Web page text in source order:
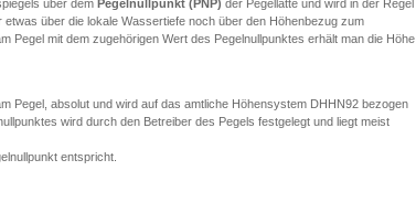
über dem Pegelnullpunkt (PNP) der Pegellatte und wird in der Regel
über die lokale Wassertiefe noch über den Höhenbezug zum
Pegel mit dem zugehörigen Wert des Pegelnullpunktes erhält man die Höhe
Pegel, absolut und wird auf das amtliche Höhensystem DHHN92 bezogen
wird durch den Betreiber des Pegels festgelegt und liegt meist
entspricht.